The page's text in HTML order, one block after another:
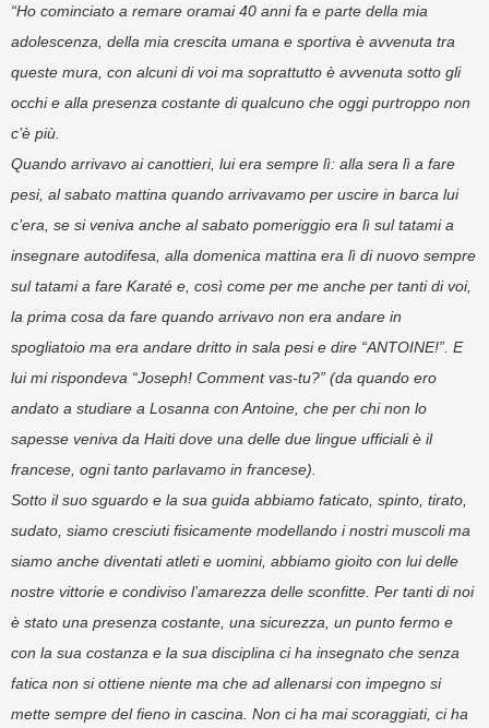
“Ho cominciato a remare oramai 40 anni fa e parte della mia
adolescenza, della mia crescita umana e sportiva è avvenuta tra
queste mura, con alcuni di voi ma soprattutto è avvenuta sotto gli
occhi e alla presenza costante di qualcuno che oggi purtroppo non
c’è più.
Quando arrivavo ai canottieri, lui era sempre lì: alla sera lì a fare
pesi, al sabato mattina quando arrivavamo per uscire in barca lui
c’era, se si veniva anche al sabato pomeriggio era lì sul tatami a
insegnare autodifesa, alla domenica mattina era lì di nuovo sempre
sul tatami a fare Karaté e, così come per me anche per tanti di voi,
la prima cosa da fare quando arrivavo non era andare in
spogliatoio ma era andare dritto in sala pesi e dire “ANTOINE!”. E
lui mi rispondeva “Joseph! Comment vas-tu?” (da quando ero
andato a studiare a Losanna con Antoine, che per chi non lo
sapesse veniva da Haiti dove una delle due lingue ufficiali è il
francese, ogni tanto parlavamo in francese).
Sotto il suo sguardo e la sua guida abbiamo faticato, spinto, tirato,
sudato, siamo cresciuti fisicamente modellando i nostri muscoli ma
siamo anche diventati atleti e uomini, abbiamo gioito con lui delle
nostre vittorie e condiviso l’amarezza delle sconfitte. Per tanti di noi
è stato una presenza costante, una sicurezza, un punto fermo e
con la sua costanza e la sua disciplina ci ha insegnato che senza
fatica non si ottiene niente ma che ad allenarsi con impegno si
mette sempre del fieno in cascina. Non ci ha mai scoraggiati, ci ha